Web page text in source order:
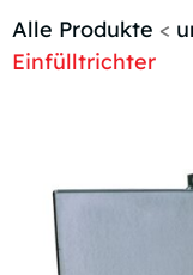
Alle Produkte <
Einfülltrichter